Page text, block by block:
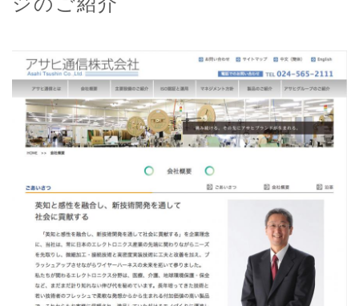
LIKE-Sニュース 採用情報
アクセス
お問い合わせ